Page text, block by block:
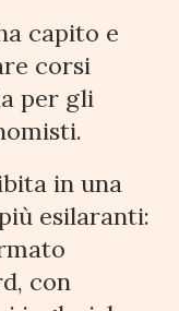
capito e
corsi
per gli
in una
esilaranti:
con